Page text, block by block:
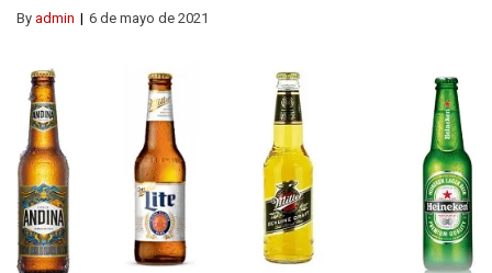
By admin 6 de mayo de 2021